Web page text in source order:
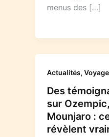
menus des […]
Actualités,
Des
sur
Mounjaro :
révèlent